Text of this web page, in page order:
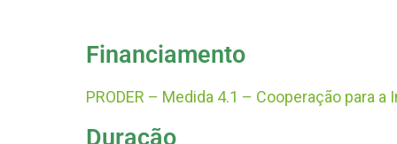
Financiamento
PRODER – Medida 4.1 – Cooperação para a
Duração